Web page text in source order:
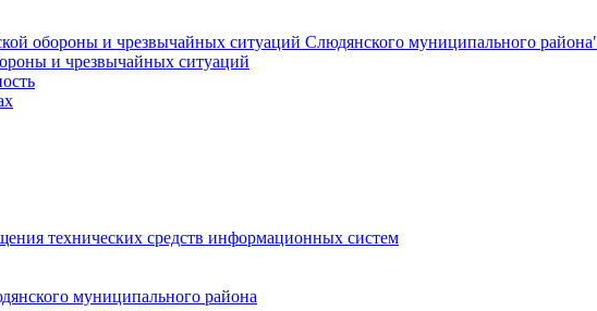
обороны и чрезвычайных ситуаций Слюдянского муниципального
и чрезвычайных ситуаций
технических средств информационных систем
муниципального района